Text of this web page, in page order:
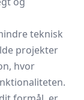
teknisk
projekter
hvor